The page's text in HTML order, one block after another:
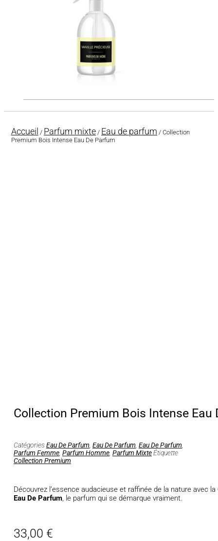
Accueil / Parfum mixte / Eau de parfum / Collection
Premium Bois Intense Eau De Parfum
Collection Premium Bois Intense Eau
CatégoriesEau De Parfum Eau De Parfum Eau De Parfum
Parfum Femme Parfum Homme Parfum MixteÉtiquette
Collection Premium
Découvrez l’essence audacieuse et raffinée de la nature avec la
Eau De Parfum, le parfum qui se démarque vraiment.
33,00 €